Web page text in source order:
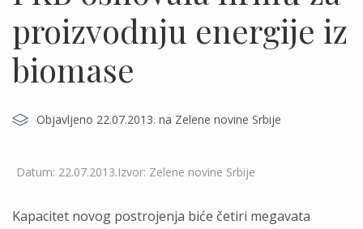
proizvodnju energije iz
biomase
Objavljeno 22.07.2013. na Zelene novine Srbije
Datum: 22.07.2013.Izvor: Zelene novine Srbije
Kapacitet novog postrojenja biće četiri megavata